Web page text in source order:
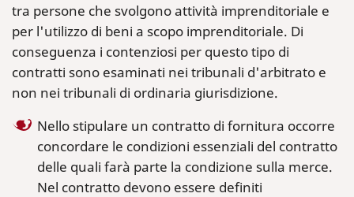
tra persone che svolgono attività imprenditoriale e
per l'utilizzo di beni a scopo imprenditoriale. Di
conseguenza i contenziosi per questo tipo di
contratti sono esaminati nei tribunali d'arbitrato e
non nei tribunali di ordinaria giurisdizione.
Nello stipulare un contratto di fornitura occorre
concordare le condizioni essenziali del contratto
delle quali farà parte la condizione sulla merce.
Nel contratto devono essere definiti